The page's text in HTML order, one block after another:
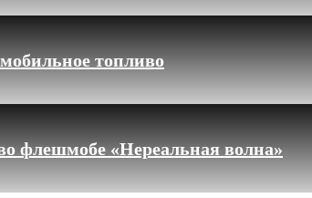
топливо
флешмобе «Нереальная волна»